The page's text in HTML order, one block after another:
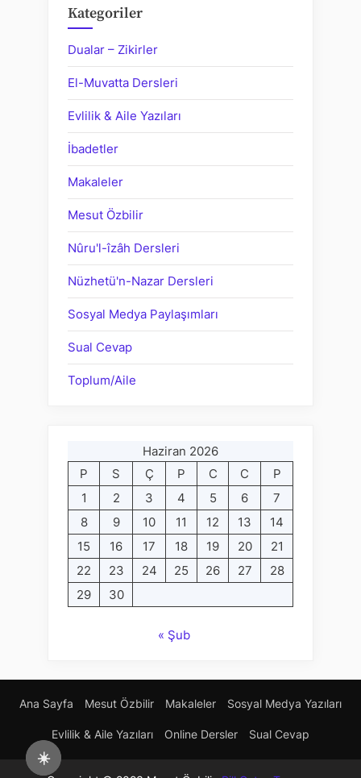
☀️
Kategoriler
Dualar – Zikirler
El-Muvatta Dersleri
Evlilik & Aile Yazıları
İbadetler
Makaleler
Mesut Özbilir
Nûru'l-îzâh Dersleri
Nüzhetü'n-Nazar Dersleri
Sosyal Medya Paylaşımları
Sual Cevap
Toplum/Aile
Haziran 2026
P
S Ç P C C
P
1
2 3 4 5 6
7
8
9 10 11 12 13
14
15
16 17 18 19 20
21
22
23 24 25 26 27
28
29
30
« Şub
Ana Sayfa Mesut Özbilir Makaleler Sosyal Medya Yazıları
Evlilik & Aile Yazıları Online Dersler Sual Cevap